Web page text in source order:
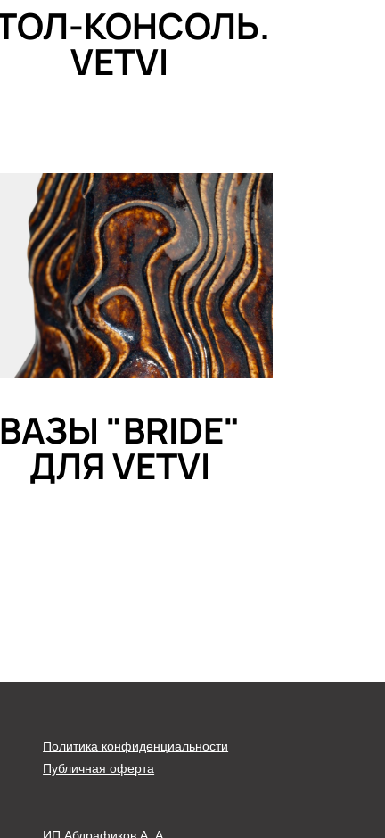
КОНСОЛЬ.
VETVI
ВАЗЫ "BRIDE"
ДЛЯ VETVI
Политика конфиденциальности
Публичная оферта